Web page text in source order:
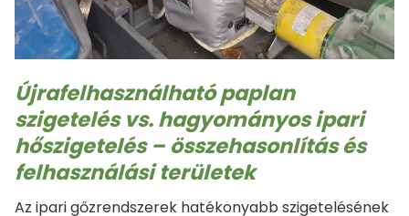
Újrafelhasználható paplan
szigetelés vs. hagyományos ipari
hőszigetelés – összehasonlítás és
felhasználási területek
Az ipari gőzrendszerek hatékonyabb szigetelésének